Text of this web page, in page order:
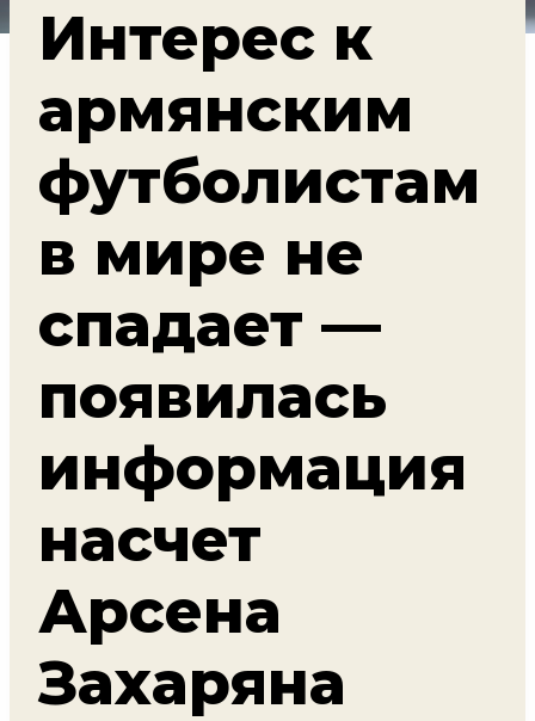
Интерес к
армянским
футболистам
в мире не
спадает —
появилась
информация
насчет
Арсена
Захаряна